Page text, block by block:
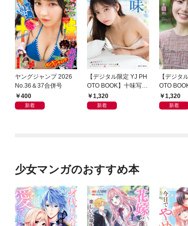
ヤングジャンプ 2026
No.36＆37合併号
400
新着
【デジタル限定 YJ PH
OTO BOOK】十味写真
集「続・『ぽみ』！？
どこでもトレイン・ベ
1,320
新着
【デジタ
OTO
写真集「
1,320
新着
少女マンガのおすすめ本